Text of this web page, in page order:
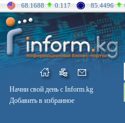
68.1688 0.117 85.4496
Начни свой день с Inform.kg
Добавить в избранное